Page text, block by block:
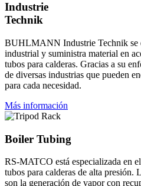
Industrie
Technik
BUHLMANN Industrie Technik se
industrial y suministra material en
tubos para calderas. Gracias a su
de diversas industrias que pueden
para cada necesidad.
Más información
Boiler Tubing
RS-MATCO está especializada en
tubos para calderas de alta presión.
son la generación de vapor con